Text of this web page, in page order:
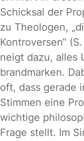
Schicksal der
zu Theologen,
Kontroversen“
neigt dazu, alles
brandmarken.
oft, dass gerade
Stimmen eine
wichtige
Frage stellt. Im